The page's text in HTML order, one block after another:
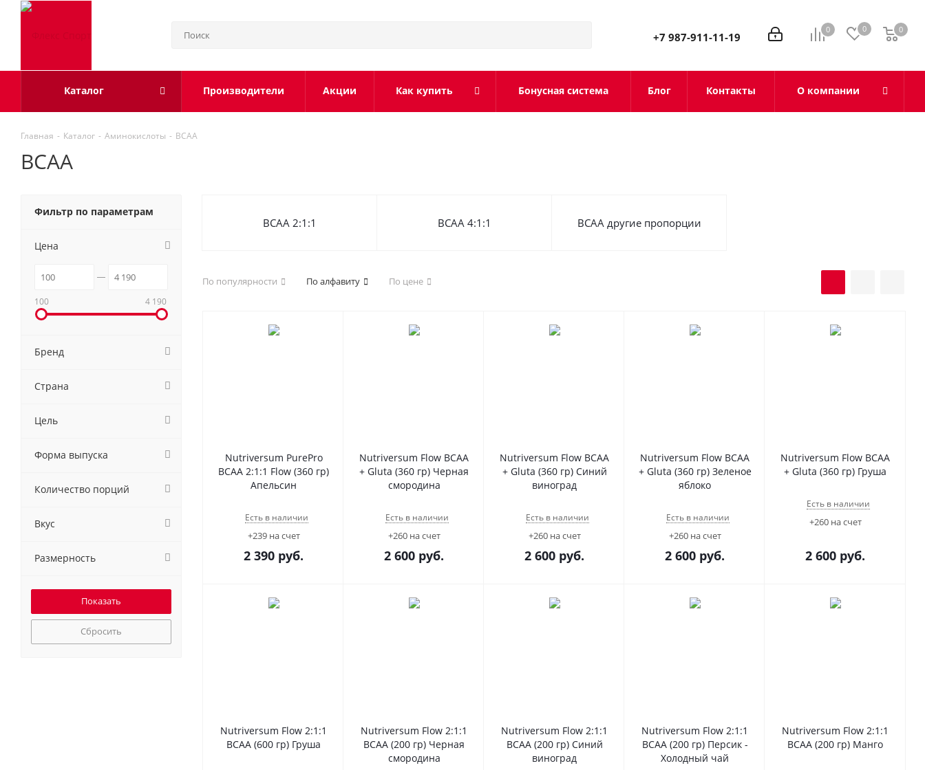
0 0 0
0
+7 987-911-11-19
Каталог Производители Акции Как купить Бонусная система Блог Контакты О компании
Главная - Каталог - Аминокислоты - BCAA
BCAA
BCAA 2:1:1 BCAA 4:1:1 BCAA другие пропорции
По популярности По алфавиту По цене
Nutriversum PurePro
BCAA 2:1:1 Flow (360 гр)
Апельсин
Есть в наличии
+239 на счет
2 390 руб.
Nutriversum Flow BCAA
+ Gluta (360 гр) Черная
смородина
Есть в наличии
+260 на счет
2 600 руб.
Nutriversum Flow BCAA
+ Gluta (360 гр) Синий
виноград
Есть в наличии
+260 на счет
2 600 руб.
Nutriversum Flow BCAA
+ Gluta (360 гр) Зеленое
яблоко
Есть в наличии
+260 на счет
2 600 руб.
Nutriversum Flow BCAA
+ Gluta (360 гр) Груша
Есть в наличии
+260 на счет
2 600 руб.
Nutriversum Flow 2:1:1
BCAA (600 гр) Груша
Nutriversum Flow 2:1:1
BCAA (200 гр) Черная
смородина
Nutriversum Flow 2:1:1
BCAA (200 гр) Синий
виноград
Nutriversum Flow 2:1:1
BCAA (200 гр) Персик -
Холодный чай
Nutriversum Flow 2:1:1
BCAA (200 гр) Манго
Фильтр по параметрам
Цена
100 4 190
Бренд
Страна
Цель
Форма выпуска
Количество порций
Вкус
Размерность
Сбросить